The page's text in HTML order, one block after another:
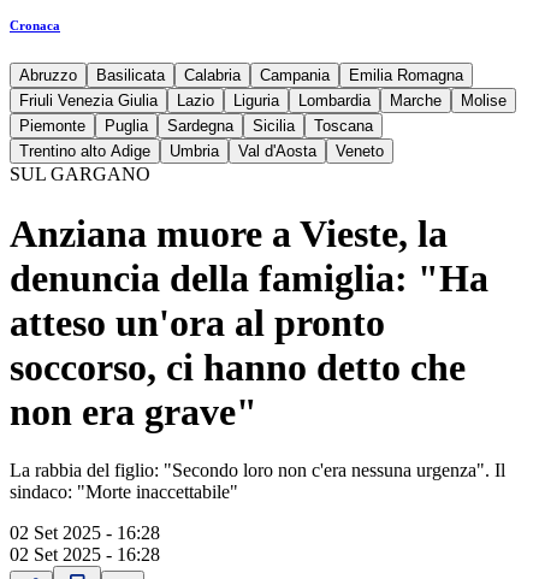
Cronaca
Abruzzo Basilicata Calabria Campania
Emilia Romagna
Friuli Venezia Giulia
Lazio Liguria Lombardia Marche
Molise
Piemonte
Puglia Sardegna Sicilia
Toscana
Trentino alto Adige
Umbria Val d'Aosta Veneto
SUL GARGANO
Anziana muore a Vieste, la
denuncia della famiglia: "Ha
atteso un'ora al pronto
soccorso, ci hanno detto che
non era grave"
La rabbia del figlio: "Secondo loro non c'era nessuna urgenza". Il
sindaco: "Morte inaccettabile"
02 Set 2025 - 16:28
02 Set 2025 - 16:28